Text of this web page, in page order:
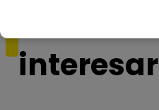
interesar